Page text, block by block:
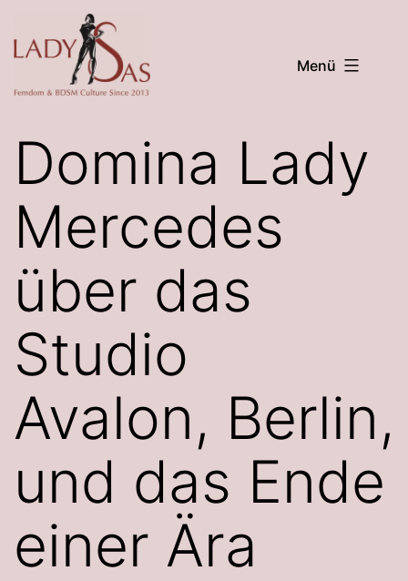
Inhalt
springen
Menü
Domina Lady
Mercedes
über das
Studio
Avalon, Berlin,
und das Ende
einer Ära